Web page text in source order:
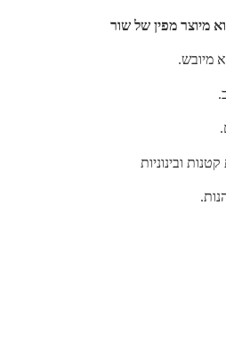
מיוצר מפין של שור
מיובש.
ובינוניות